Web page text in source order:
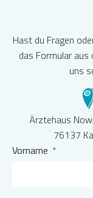
Hast du Fragen
das Formular
uns
Ärztehaus
76137
Vorname